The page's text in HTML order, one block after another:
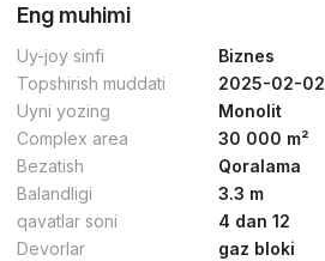
Eng muhimi
Uy-joy sinfi
Biznes
Topshirish muddati
2025-02-02
Uyni yozing
Monolit
Complex area
30 000 m²
Bezatish
Qoralama
Balandligi
3.3 m
qavatlar soni
4 dan 12
Devorlar
gaz bloki